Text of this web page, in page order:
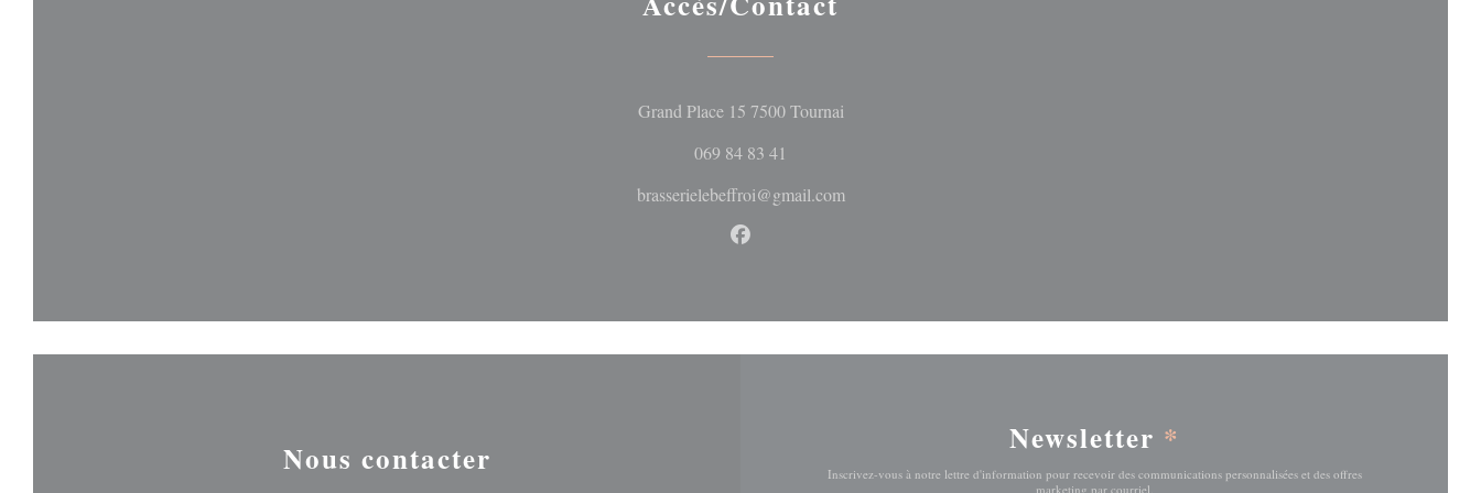
Grand Place 15 7500 Tournai((ouvre une nouvelle fenêtre))
069 84 83 41
brasserielebeffroi@gmail.com
Facebook ((ouvre une nouvelle fenêtre))
Nous contacter
Newsletter *
Inscrivez-vous à notre lettre d'information pour recevoir des communications personnalisées et des offres
marketing par courriel.